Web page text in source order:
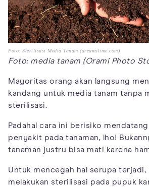
Foto: Sterilisasi Media Tanam (dreamstime.com)
Foto: media tanam (Orami Photo
Mayoritas orang akan langsung
kandang untuk media tanam tanpa
sterilisasi.
Padahal cara ini berisiko
penyakit pada tanaman, lho!
tanaman justru bisa mati karena
Untuk mencegah hal serupa terjadi,
melakukan sterilisasi pada pupuk